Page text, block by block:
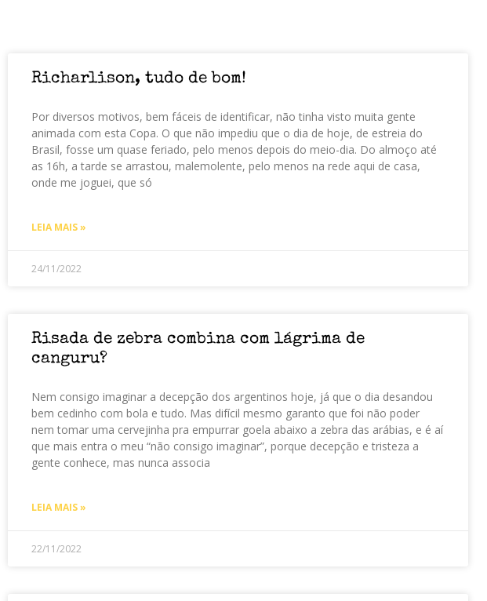
Richarlison, tudo de bom!
Por diversos motivos, bem fáceis de identificar, não tinha visto muita gente
animada com esta Copa. O que não impediu que o dia de hoje, de estreia do
Brasil, fosse um quase feriado, pelo menos depois do meio-dia. Do almoço até
as 16h, a tarde se arrastou, malemolente, pelo menos na rede aqui de casa,
onde me joguei, que só
LEIA MAIS »
24/11/2022
Risada de zebra combina com lágrima de
canguru?
Nem consigo imaginar a decepção dos argentinos hoje, já que o dia desandou
bem cedinho com bola e tudo. Mas difícil mesmo garanto que foi não poder
nem tomar uma cervejinha pra empurrar goela abaixo a zebra das arábias, e é aí
que mais entra o meu “não consigo imaginar”, porque decepção e tristeza a
gente conhece, mas nunca associa
LEIA MAIS »
22/11/2022